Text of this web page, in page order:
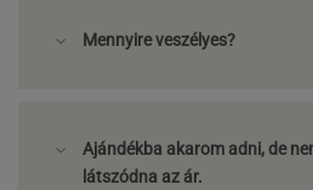
Mennyire veszélyes?
Ajándékba akarom adni, de
látszódna az ár.